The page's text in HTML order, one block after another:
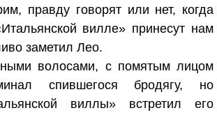
правду говорят или нет, когда
вилле» принесут нам
заметил Лео.
волосами, с помятым лицом
спившегося бродягу, но
виллы» встретил его